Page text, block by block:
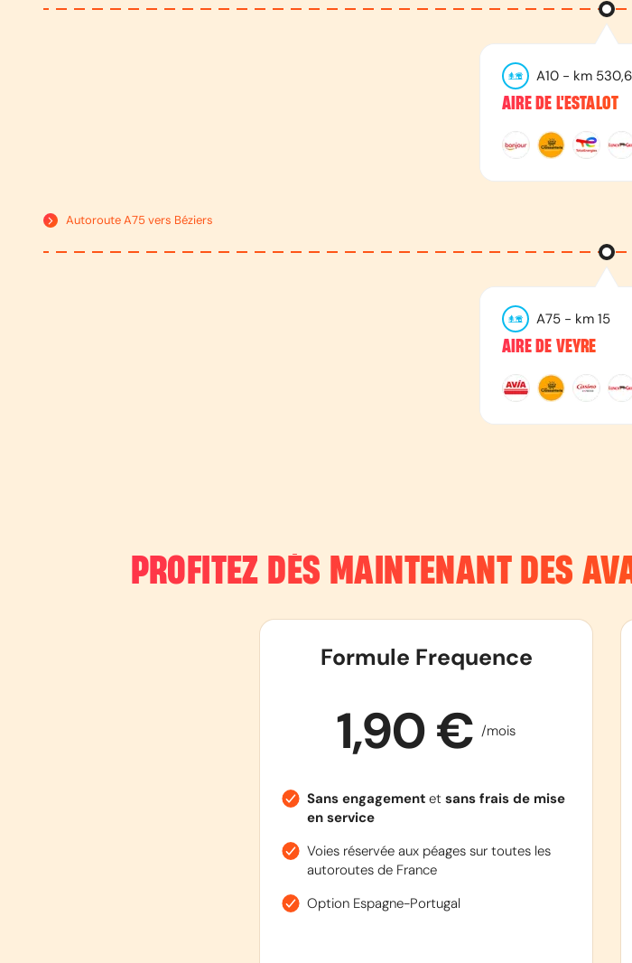
A10 - km 530,6
AIRE DE L'ESTALOT
Autoroute A75 vers Béziers
A75 - km 15
AIRE DE VEYRE
PROFITEZ DÈS MAINTENANT DES
Formule Frequence
1,90 € /mois
Sans engagementet sans frais de mise
en service
Voies réservée aux péages sur toutes les
autoroutes de France
Option Espagne-Portugal